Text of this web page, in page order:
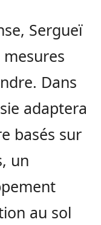
Sergueï
Dans
adaptera
basés sur
un
au sol